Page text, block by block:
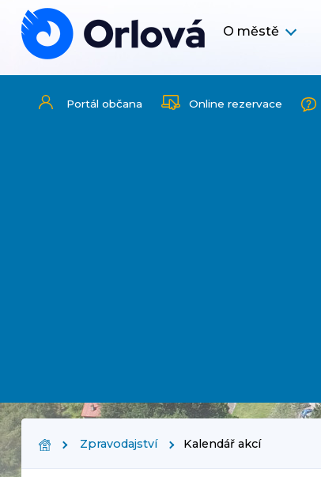
O městě
Portál občana Online rezervace
Zpravodajství Kalendář akcí